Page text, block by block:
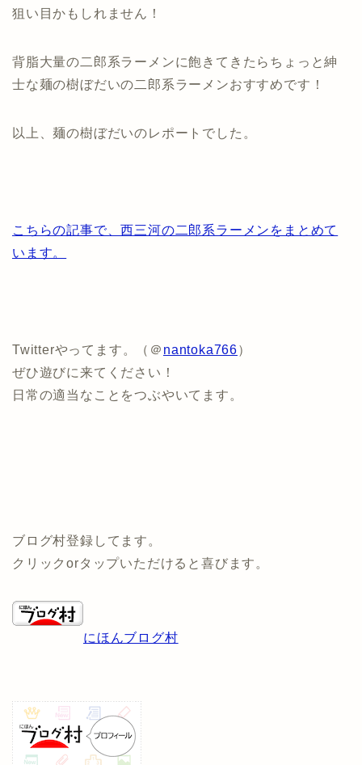
狙い目かもしれません！
背脂大量の二郎系ラーメンに飽きてきたらちょっと紳
士な麺の樹ぼだいの二郎系ラーメンおすすめです！
以上、麺の樹ぼだいのレポートでした。
こちらの記事で、西三河の二郎系ラーメンをまとめて
います。
Twitterやってます。（＠ nantoka766）
ぜひ遊びに来てください！
日常の適当なことをつぶやいてます。
ブログ村登録してます。
クリックorタップいただけると喜びます。
にほんブログ村